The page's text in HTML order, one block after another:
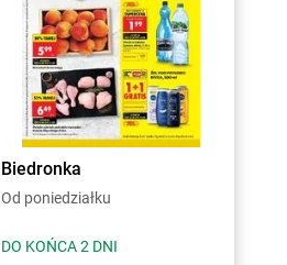
Biedronka
Od poniedziałku
DO KOŃCA 2 DNI